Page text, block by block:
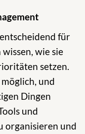
für
wie sie
setzen.
und
Dingen
und
organisieren und